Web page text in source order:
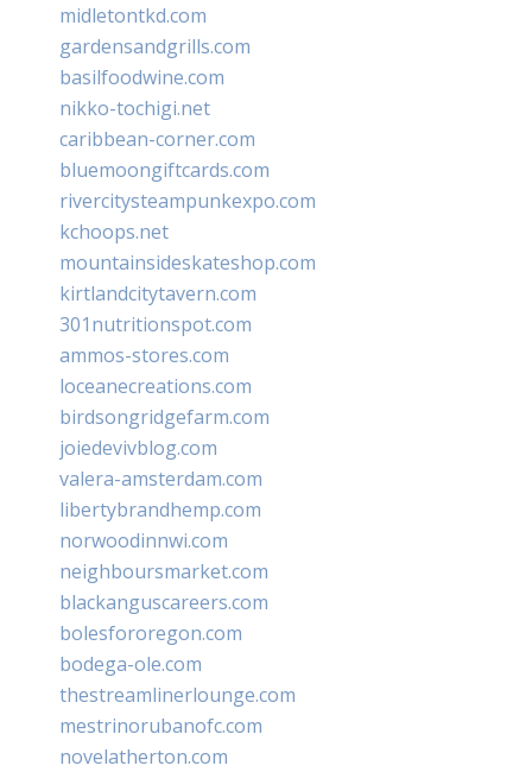
midletontkd.com
gardensandgrills.com
basilfoodwine.com
nikko-tochigi.net
caribbean-corner.com
bluemoongiftcards.com
rivercitysteampunkexpo.com
kchoops.net
mountainsideskateshop.com
kirtlandcitytavern.com
301nutritionspot.com
ammos-stores.com
loceanecreations.com
birdsongridgefarm.com
joiedevivblog.com
valera-amsterdam.com
libertybrandhemp.com
norwoodinnwi.com
neighboursmarket.com
blackanguscareers.com
bolesfororegon.com
bodega-ole.com
thestreamlinerlounge.com
mestrinorubanofc.com
novelatherton.com